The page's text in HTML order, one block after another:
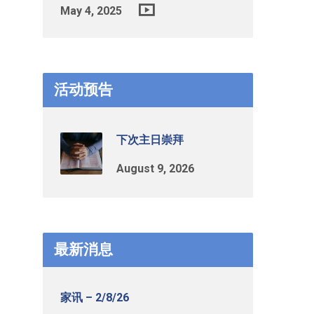
May 4, 2025
活动预告
下次主日崇拜
August 9, 2026
最新消息
家讯 – 2/8/26